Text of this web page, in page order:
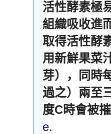
活性酵素極
組織吸收進
取得活性酵
用新鮮果菜
芽），同時
過之）兩至
度C時會被
e.